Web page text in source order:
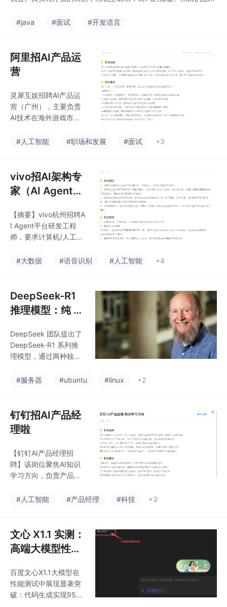
帮你抓住面试官的注意力。
#java #面试 #开发语言
阿里招AI产品运
营
灵犀互娱招聘AI产品运
营（广州），主要负责
AI技术在海外游戏市场
设计、行为分析等工具
悉AI技术、产品思维及
数据分析，了解游戏行
业，具备国际化视野。
验、游戏开发知识及跨
文化沟通能力。
#人工智能 #职场和发展 #面试 +3
vivo招AI架构专
家（AI Agent方
【摘要】vivo杭州招聘A
I Agent平台研发工程
师，要求计算机/人工智
历，精通Python语言，
括企业级AI Agent平台
架构设计、Multi-Agent
等技术研究应用，以及
备AI平台开发经验，掌
握RAG-pipeline技术
栈，有持续学习能力和
容涵盖智能体系统能力
#大数据 #语音识别 #人工智能 +4
DeepSeek-R1
推理模型：纯 R
动的推理能力突
破
DeepSeek 团队提出了
DeepSeek-R1 系列推
理模型，通过两种核心
跃升：一是 **纯强化学
o），跳过传统监督微调
（SFT），依托规则奖
励系统（准确性+格式
化（GRPO）算法，使
其在数学、编码等推理
任务上接近 OpenAI o1-
多数投票超越；二是 **
#服务器 #ubuntu #linux +2
钉钉招AI产品经
理啦
【钉钉AI产品经理招
聘】该岗位聚焦AI知识
学习方向，负责产品规
化。要求：1）对AI技术
经验，理解知识传播逻
辑；3）具备数据驱动
思维和跨团队协作能
AI在知识获取/沉淀的创
新应用，推动产品落地
并提升用户体验。工作
#人工智能 #产品经理 #科技 +3
文心 X1.1 实测：
高端大模型性能
hon 简明入门教
程）
百度文心X1.1大模型在
性能测试中展现显著突
破：代码生成实现95%